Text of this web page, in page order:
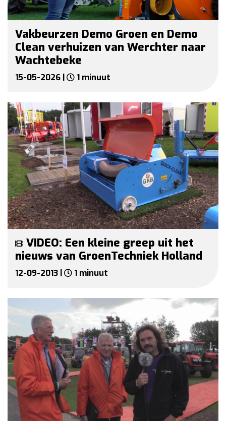
Vakbeurzen Demo Groen en Demo
Clean verhuizen van Werchter naar
Wachtebeke
15-05-2026 | 1 minuut
VIDEO: Een kleine greep uit het
nieuws van GroenTechniek Holland
12-09-2013 | 1 minuut